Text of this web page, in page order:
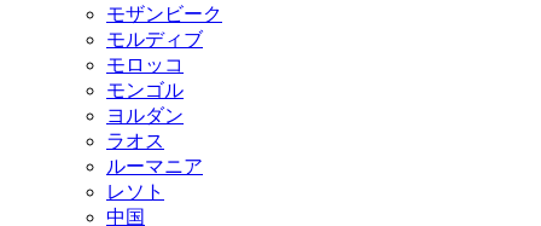
モザンビーク
モルディブ
モロッコ
モンゴル
ヨルダン
ラオス
ルーマニア
レソト
中国